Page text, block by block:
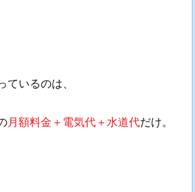
ているのは、
月額料金＋電気代＋水道代だけ。